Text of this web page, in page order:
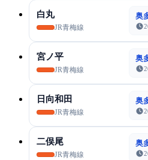
白丸
JR青梅線
奥
宮ノ平
JR青梅線
奥
日向和田
JR青梅線
奥
二俣尾
JR青梅線
奥